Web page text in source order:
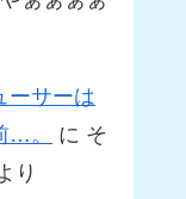
ーサーは
…。
に そ
り